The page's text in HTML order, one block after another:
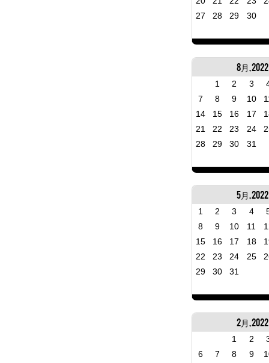
27
28 29 30
8月, 2022
1 2 3
7
8 9 10
14
15 16 17
21
22 23 24
28
29 30 31
5月, 2022
1 2 3 4
8
9 10 11
15
16 17 18
22
23 24 25
29
30 31
2月, 2022
1 2
6
7 8 9